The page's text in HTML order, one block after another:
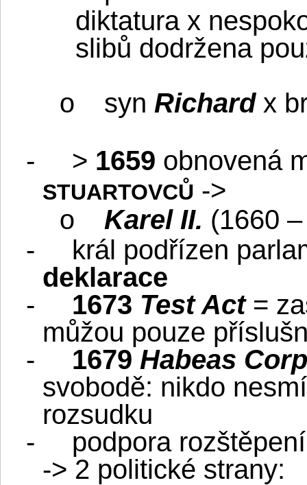
diktatura x
slibů dodržena
o syn Richardx
-
> 1659 obnovená
STUARTOVCŮ ->
o Karel II. (1660
-
král podřízen
deklarace
-
1673 Test Act=
můžou pouze
-
1679 Habeas
svobodě: nikdo
rozsudku
-
podpora
-> 2 politické strany: